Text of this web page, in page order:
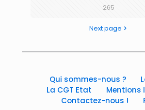
265
Next page
Qui sommes-nous ?
La CGT Etat
Mentions
Contactez-nous !